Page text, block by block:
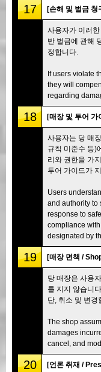
17 [손해 및 벌금
사용자가 이러
반 벌금에 관해
정합니다.
If users violate
they will
regarding
18 [매장 및 투어
사용자는 당 매
규칙 미준수 등)
리와 권한을 가
투어 가이드가
Users
and authority to
response to
compliance
designated by
19 [매장 면책 /
당 매장은 사용
를 지지 않습니
단, 취소 및 변경
The shop
damages
cancel, and
20 [언론 취재 /